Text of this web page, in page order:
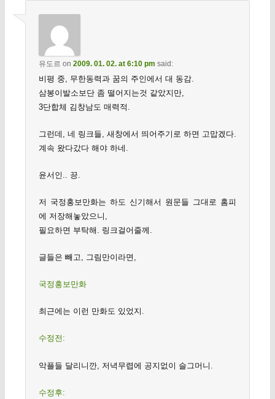
유도르 on 2009. 01. 02. at 6:10 pm said:
비평 중, 무한동력과 꿈의 주인에서 대 동감.
삼봉이발소보단 좀 떨어지는것 같았지만,
3단합체 김창남도 매력적.
그런데, 네 링크들, 새창에서 띄어주기로 하면 고맙겠다.
계속 왔다갔다 해야 하네.
윤서인.. 끙.
저 국정홍보만화는 하도 신기해서 원문들 그대로 홈피
에 저장해놓았으니,
필요하면 부탁해. 링크걸어줄께.
글들은 빼고, 그림만이라면,
국정홍보만화
최근에는 이런 만화도 있었지.
수정전:
악플들 달리니깐, 저녁무렵에 공지없이 슬그머니.
수정후: